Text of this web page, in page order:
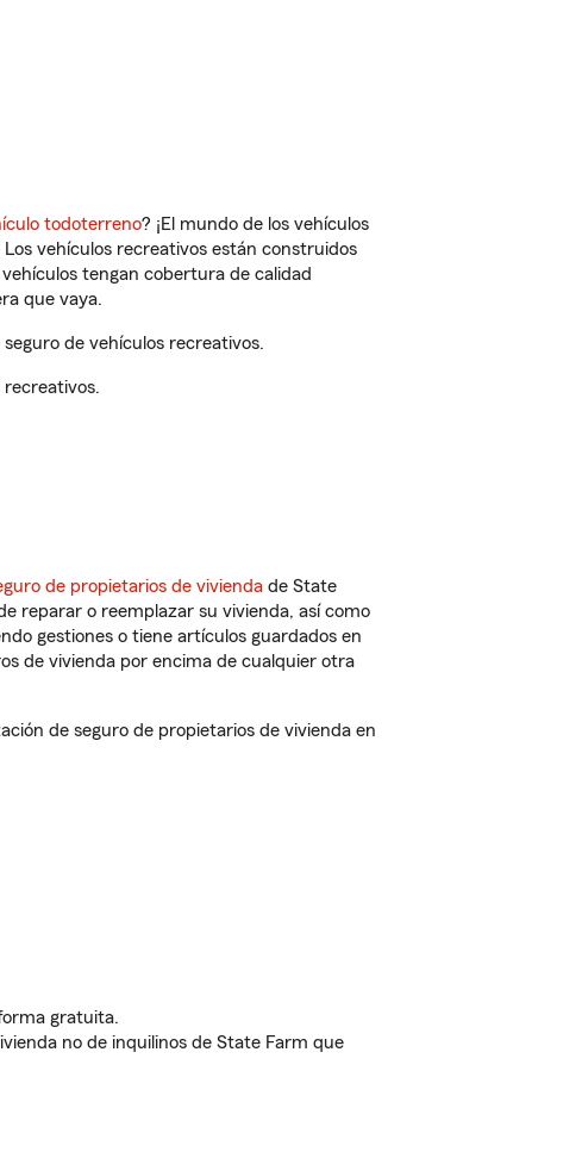
todoterreno? ¡El mundo de los vehículos
vehículos recreativos están construidos
tengan cobertura de calidad
que vaya.
de vehículos recreativos.
de propietarios de vivienda de State
reparar o reemplazar su vivienda, así como
gestiones o tiene artículos guardados en
de vivienda por encima de cualquier otra
de seguro de propietarios de vivienda en
gratuita.
no de inquilinos de State Farm que